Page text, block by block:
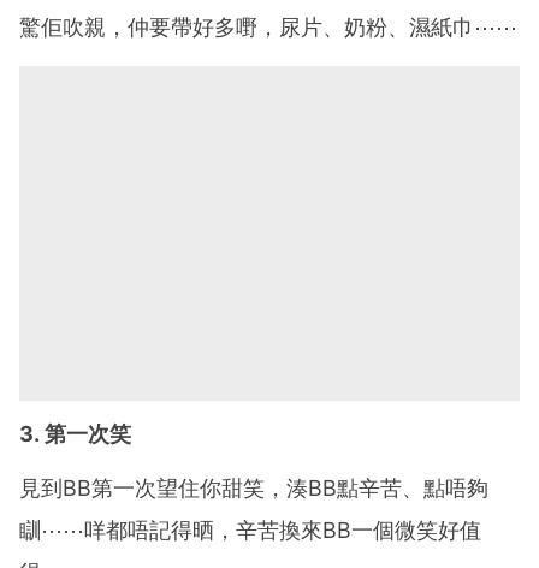
驚佢吹親，仲要帶好多嘢，尿片、奶粉、濕紙巾⋯⋯
3. 第一次笑
見到BB第一次望住你甜笑，湊BB點辛苦、點唔夠
瞓⋯⋯咩都唔記得晒，辛苦換來BB一個微笑好值